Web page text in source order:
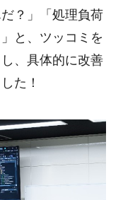
？」「処理負荷
と、ツッコミを
、具体的に改善
た！